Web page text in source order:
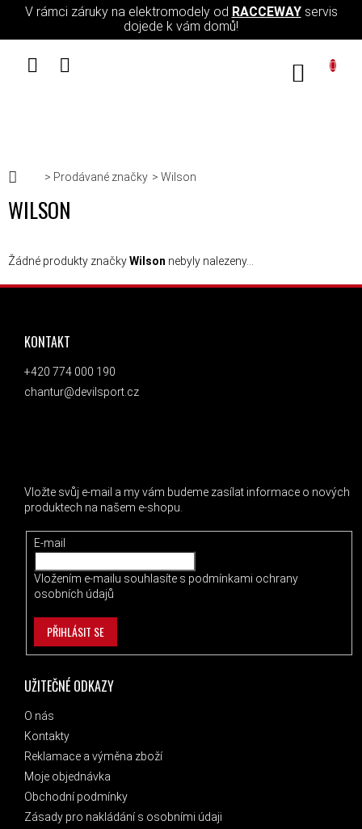
Přejít na obsah
V rámci záruky na elektromodely od RACCEWAYservis
dojede k vám domů!
Domů
Prodávané značky Wilson
WILSON
Žádné produkty značkyWilson nebyly nalezeny...
ZÁPATÍ
UŽITEČNÉ ODKAZY
O nás
Kontakty
Reklamace a výměna zboží
Moje objednávka
Obchodní podmínky
Zásady pro nakládání s osobními údaji
KONTAKT
+420 774 000 190
chantur@devilsport.cz
Vložte svůj e-mail a my vám budeme zasílat informace o nových
produktech na našem e-shopu.
E-mail
Vložením e-mailu souhlasíte s podmínkami ochrany
osobních údajů
PŘIHLÁSIT SE